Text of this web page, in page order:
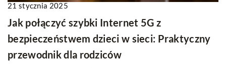
21 stycznia 2025
Jak połączyć szybki Internet 5G z
bezpieczeństwem dzieci w sieci: Praktyczny
przewodnik dla rodziców